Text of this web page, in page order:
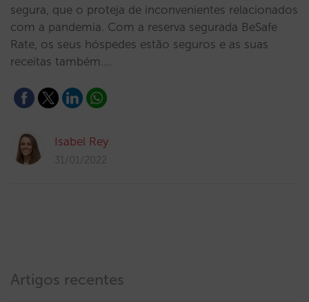
segura, que o proteja de inconvenientes relacionados
com a pandemia. Com a reserva segurada BeSafe
Rate, os seus hóspedes estão seguros e as suas
receitas também.…
Isabel Rey
31/01/2022
Artigos recentes